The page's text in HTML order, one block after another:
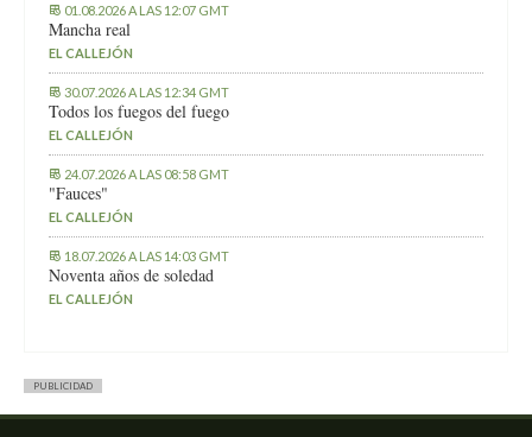
01.08.2026 A LAS 12:07 GMT
Mancha real
EL CALLEJÓN
30.07.2026 A LAS 12:34 GMT
Todos los fuegos del fuego
EL CALLEJÓN
24.07.2026 A LAS 08:58 GMT
"Fauces"
EL CALLEJÓN
18.07.2026 A LAS 14:03 GMT
Noventa años de soledad
EL CALLEJÓN
PUBLICIDAD